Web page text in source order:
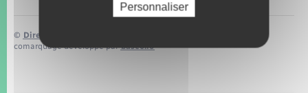
© Direction de l’information légale et administrative
comarquage developpé parbaseo.io
Personnaliser